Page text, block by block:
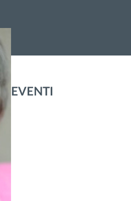
EVENTI